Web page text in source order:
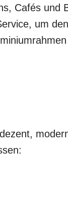
Cafés und
um